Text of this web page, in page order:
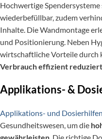
Hochwertige
wiederbefüllbar, zudem
Inhalte. Die Wandmontage
und Positionierung. Neben
wirtschaftliche Vorteile durch
Verbrauch effizient reduziert
Applikations- &
Applikations- und Dosierhilfen
Gesundheitswesen, um die
gewährleisten . Die richtige